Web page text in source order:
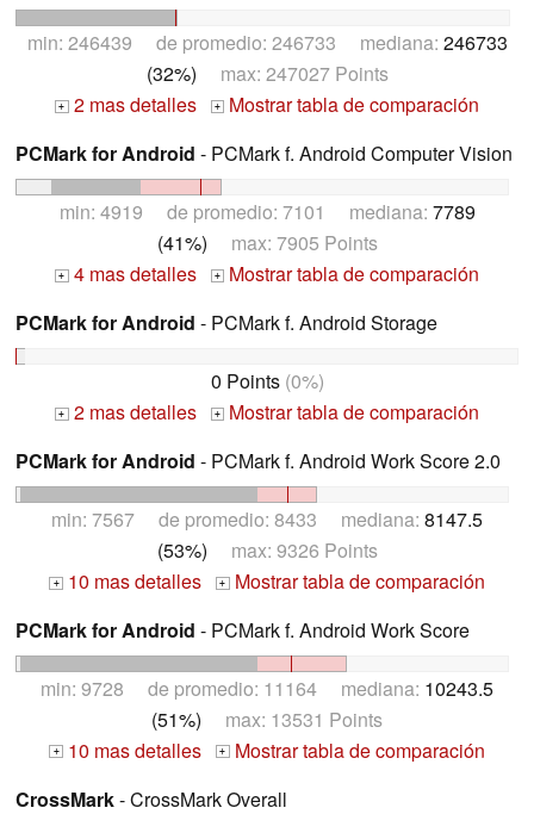
min: 246439 de promedio: 246733 mediana: 246733
(32%) max: 247027 Points
+ 2 mas detalles +
Mostrar tabla de comparación
PCMark for Android - PCMark f. Android Computer Vision
min: 4919 de promedio: 7101 mediana: 7789
(41%) max: 7905 Points
+ 4 mas detalles +
Mostrar tabla de comparación
PCMark for Android - PCMark f. Android Storage
0 Points(0%)
+ 2 mas detalles +
Mostrar tabla de comparación
PCMark for Android - PCMark f. Android Work Score 2.0
min: 7567 de promedio: 8433 mediana: 8147.5
(53%) max: 9326 Points
+ 10 mas detalles + Mostrar tabla de comparación
PCMark for Android - PCMark f. Android Work Score
min: 9728 de promedio: 11164 mediana: 10243.5
(51%) max: 13531 Points
+ 10 mas detalles + Mostrar tabla de comparación
CrossMark- CrossMark Overall